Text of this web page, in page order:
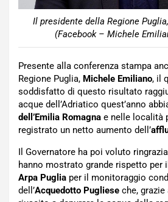
Il presidente della Regione
(Facebook – Michele
Presente alla conferenza stampa
Regione Puglia, Michele Emiliano, il
soddisfatto di questo risultato
acque dell’Adriatico quest’anno
dell’Emilia Romagna e nelle località
registrato un netto aumento dell’
Il Governatore ha poi voluto
hanno mostrato grande rispetto per
Arpa Puglia per il monitoraggio
dell’Acquedotto Pugliese che,